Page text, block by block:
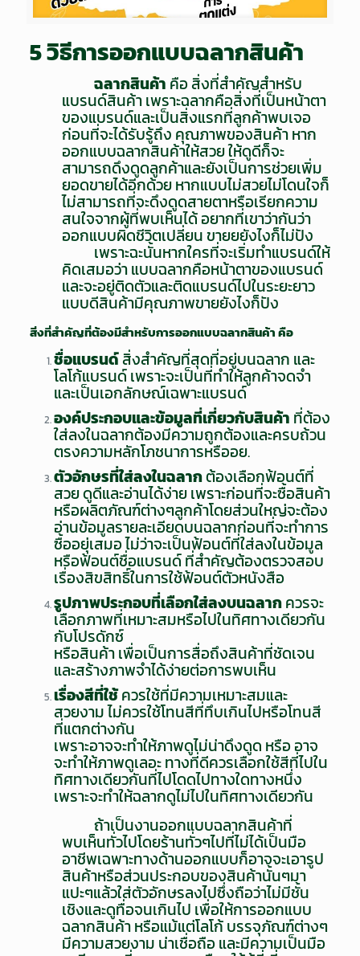
5 วิธีการออกแบบฉลากสินค้า
ฉลากสินค้า คือ สิ่งที่สำคัญสำหรับ
แบรนด์สินค้า เพราะฉลากคือสิ่งที่เป็นหน้าตา
ของแบรนด์และเป็นสิ่งแรกที่ลูกค้าพบเจอ
ก่อนที่จะได้รับรู้ถึง คุณภาพของสินค้า หาก
ออกแบบฉลากสินค้าให้สวย ให้ดูดีก็จะ
สามารถดึงดูดลูกค้าและยังเป็นการช่วยเพิ่ม
ยอดขายได้อีกด้วย หากแบบไม่สวยไม่โดนใจก็
ไม่สามารถที่จะดึงดูดสายตาหรือเรียกความ
สนใจจากผู้ที่พบเห็นได้ อยากที่เขาว่ากันว่า
ออกแบบผิดชีวิตเปลี่ยน ขายยยังไงก็ไม่ปัง
เพราะฉะนั้นหากใครที่จะเริ่มทำแบรนด์ให้
คิดเสมอว่า แบบฉลากคือหน้าตาของแบรนด์
และจะอยู่ติดตัวและติดแบรนด์ไปในระยะยาว
แบบดีสินค้ามีคุณภาพขายยังไงก็ปัง
สิ่งที่สำคัญที่ต้องมีสำหรับการออกแบบฉลากสินค้าคือ
ชื่อแบรนด์สิ่งสำคัญที่สุดที่อยู่บนฉลาก และ
โลโก้แบรนด์ เพราะจะเป็นที่ทำให้ลูกค้าจดจำ
และเป็นเอกลักษณ์เฉพาะแบรนด์
องค์ประกอบและข้อมูลที่เกี่ยวกับสินค้า ที่ต้อง
ใส่ลงในฉลากต้องมีความถูกต้องและครบถ้วน
ตรงความหลักโภชนาการหรืออย.
ตัวอักษรที่ใส่ลงในฉลากต้องเลือกฟ้อนต์ที่
สวย ดูดีและอ่านได้ง่าย เพราะก่อนที่จะซื้อสินค้า
หรือผลิตภัณฑ์ต่างๆลูกค้าโดยส่วนใหญ่จะต้อง
อ่านข้อมูลรายละเอียดบนฉลากก่อนที่จะทำการ
ซื้ออยุ่เสมอ ไม่ว่าจะเป็นฟ้อนต์ที่ใส่ลงในข้อมูล
หรือฟ้อนต์ชื่อแบรนด์ ที่สำคัญต้องตรวจสอบ
เรื่องสิขสิทธิ์ในการใช้ฟ้อนต์ตัวหนังสือ
รูปภาพประกอบที่เลือกใส่ลงบนฉลากควรจะ
เลือกภาพที่เหมาะสมหรือไปในทิศทางเดียวกัน
กับโปรดักซ์
หรือสินค้า เพื่อเป็นการสื่อถึงสินค้าที่ชัดเจน
และสร้างภาพจำได้ง่ายต่อการพบเห็น
เรื่องสีที่ใช้ควรใช้ที่มีความเหมาะสมและ
สวยงาม ไม่ควรใช้โทนสีที่ทึบเกินไปหรือโทนสี
ที่แตกต่างกัน
เพราะอาจจะทำให้ภาพดูไม่น่าดึงดูด หรือ อาจ
จะทำให้ภาพดูเลอะ ทางที่ดีควรเลือกใช้สีที่ไปใน
ทิศทางเดียวกันที่ไปโดดไปทางใดทางหนึ่ง
เพราะจะทำให้ฉลากดูไม่ไปในทิศทางเดียวกัน
ถ้าเป็นงานออกแบบฉลากสินค้าที่
พบเห็นทั่วไปโดยร้านทั่วๆไปที่ไม่ได้เป็นมือ
อาชีพเฉพาะทางด้านออกแบบก็อาจจะเอารูป
สินค้าหรือส่วนประกอบของสินค้านั้นๆมา
แปะๆแล้วใส่ตัวอักษรลงไปซึ่งถือว่าไม่มีชั้น
เชิงและดูทื่อจนเกินไป เพื่อให้การออกแบบ
ฉลากสินค้า หรือแม้แต่โลโก้ บรรจุภัณฑ์ต่างๆ
มีความสวยงาม น่าเชื่อถือ และมีความเป็นมือ